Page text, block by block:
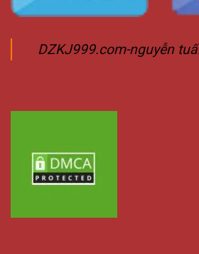
DZKJ999.com-nguyễn